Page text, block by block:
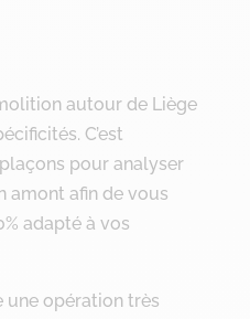
autour de Liège
C’est
pour analyser
amont afin de vous
adapté à vos
une opération très